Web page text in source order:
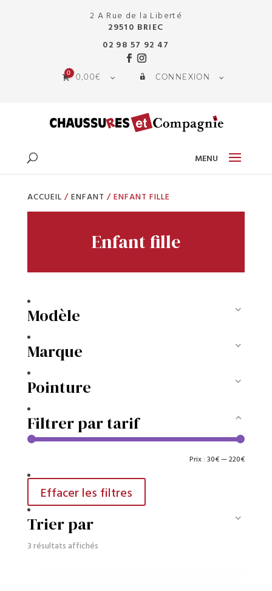
2 A Rue de la Liberté
29510 BRIEC
02 98 57 92 47
0 0,00€ CONNEXION
ACCUEIL /ENFANT / ENFANT FILLE
Enfant fille
Modèle
Marque
Pointure
Filtrer par tarif
Prix
Prix
Prix :30€—220€
Effacer les filtres
Trier par
3 résultats affichésTrié